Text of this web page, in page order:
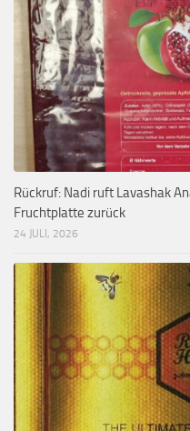
Rückruf: Nadi ruft Lavashak
Fruchtplatte zurück
24 JULI, 2026